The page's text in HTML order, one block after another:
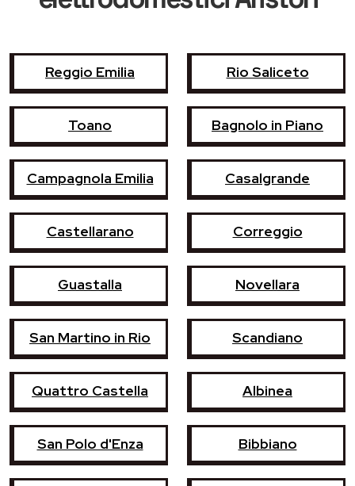
Reggio Emilia Rio Saliceto
Toano Bagnolo in Piano
Campagnola Emilia Casalgrande
Castellarano Correggio
Guastalla Novellara
San Martino in Rio Scandiano
Quattro Castella Albinea
San Polo d'Enza Bibbiano